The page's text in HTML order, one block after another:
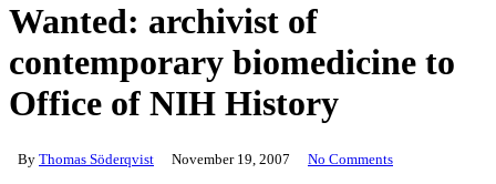
Wanted: archivist of
contemporary biomedicine to
Office of NIH History
By Thomas Söderqvist November 19, 2007 No Comments